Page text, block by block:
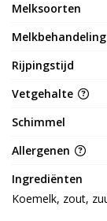
Melksoorten
Melkbehandeling
Rijpingstijd
Vetgehalte
Schimmel
Allergenen
Ingrediënten
Koemelk, zout,